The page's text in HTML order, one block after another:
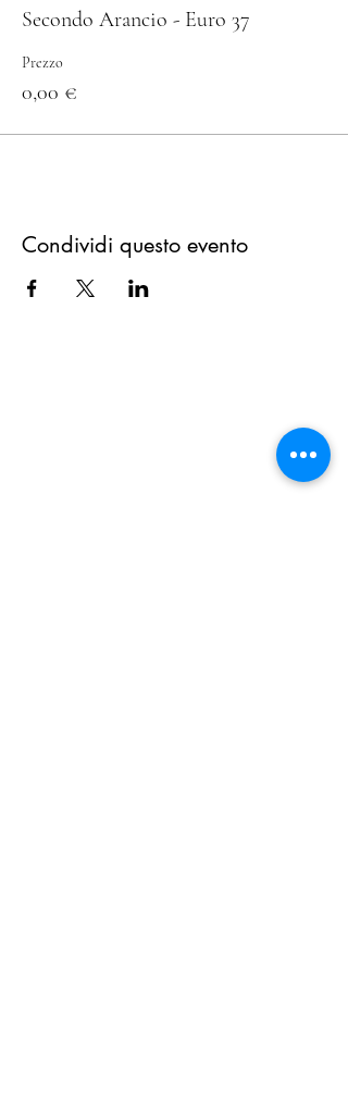
Secondo Arancio - Euro 37
Prezzo
0,00 €
Condividi questo evento